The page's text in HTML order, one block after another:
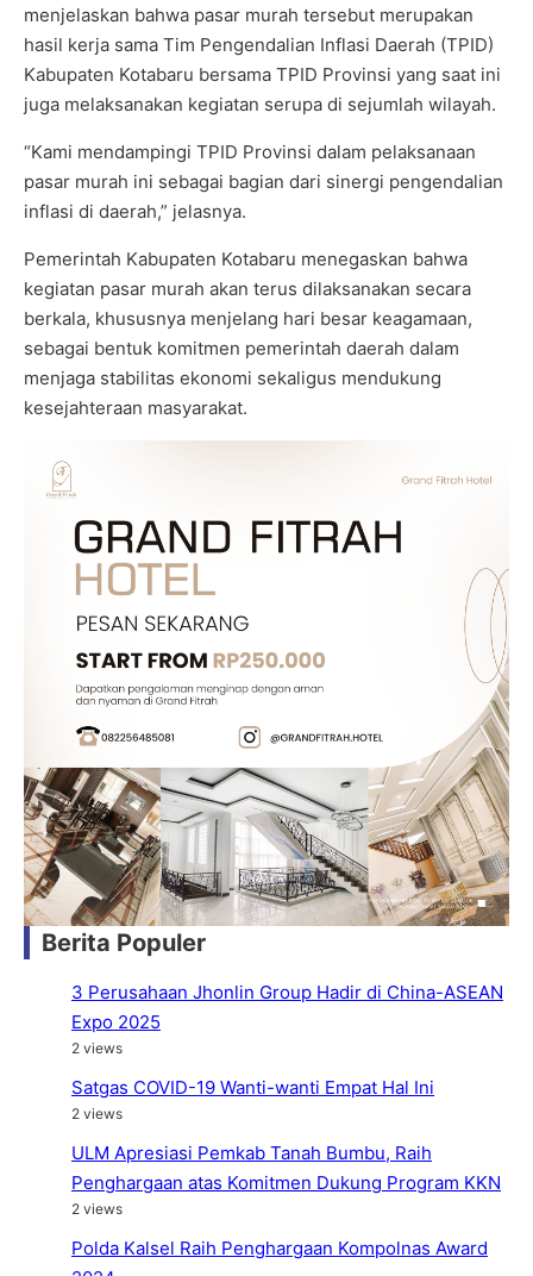
menjelaskan bahwa pasar murah tersebut merupakan
hasil kerja sama Tim Pengendalian Inflasi Daerah (TPID)
Kabupaten Kotabaru bersama TPID Provinsi yang saat ini
juga melaksanakan kegiatan serupa di sejumlah wilayah.
“Kami mendampingi TPID Provinsi dalam pelaksanaan
pasar murah ini sebagai bagian dari sinergi pengendalian
inflasi di daerah,” jelasnya.
Pemerintah Kabupaten Kotabaru menegaskan bahwa
kegiatan pasar murah akan terus dilaksanakan secara
berkala, khususnya menjelang hari besar keagamaan,
sebagai bentuk komitmen pemerintah daerah dalam
menjaga stabilitas ekonomi sekaligus mendukung
kesejahteraan masyarakat.
Berita Populer
3 Perusahaan Jhonlin Group Hadir di China-ASEAN
Expo 2025
2 views
Satgas COVID-19 Wanti-wanti Empat Hal Ini
2 views
ULM Apresiasi Pemkab Tanah Bumbu, Raih
Penghargaan atas Komitmen Dukung Program KKN
2 views
Polda Kalsel Raih Penghargaan Kompolnas Award